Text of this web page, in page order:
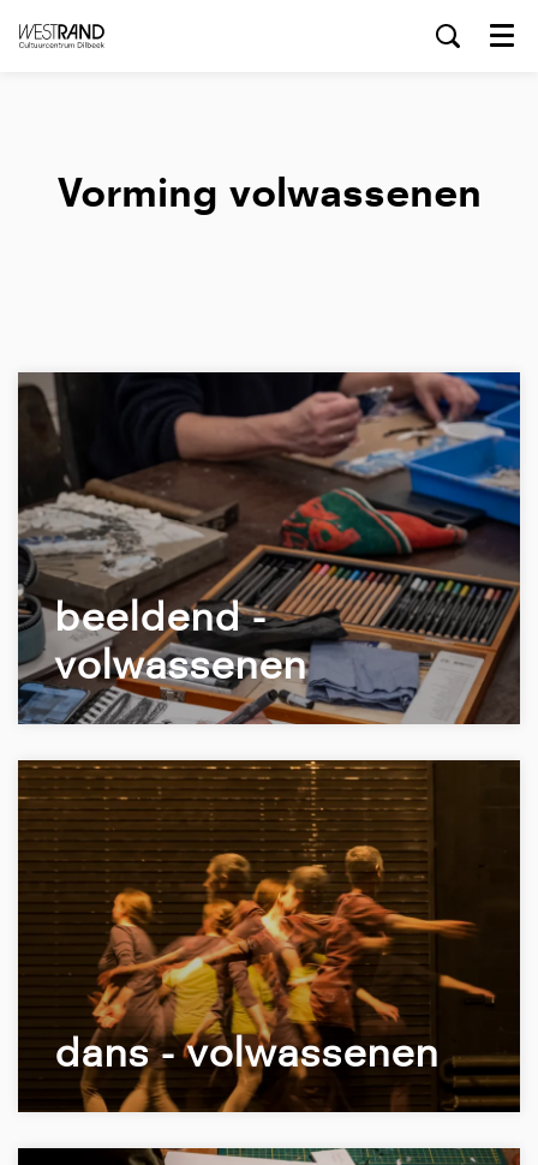
Menu
Vorming volwassenen
beeldend -
volwassenen
dans - volwassenen